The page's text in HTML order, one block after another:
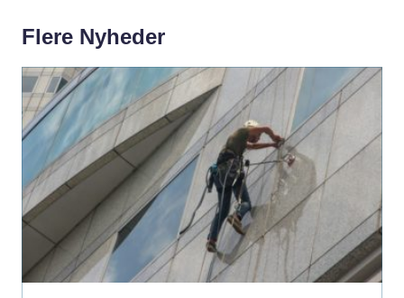
Flere Nyheder